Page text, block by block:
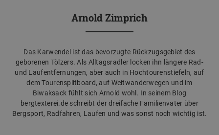
Arnold Zimprich
Das Karwendel ist das bevorzugte Rückzugsgebiet des
geborenen Tölzers. Als Alltagsradler locken ihn längere Rad-
und Laufentfernungen, aber auch in Hochtourenstiefeln, auf
dem Tourensplitboard, auf Weitwanderwegen und im
Biwaksack fühlt sich Arnold wohl. In seinem Blog
bergtexterei.de schreibt der dreifache Familienvater über
Bergsport, Radfahren, Laufen und was sonst noch wichtig ist.